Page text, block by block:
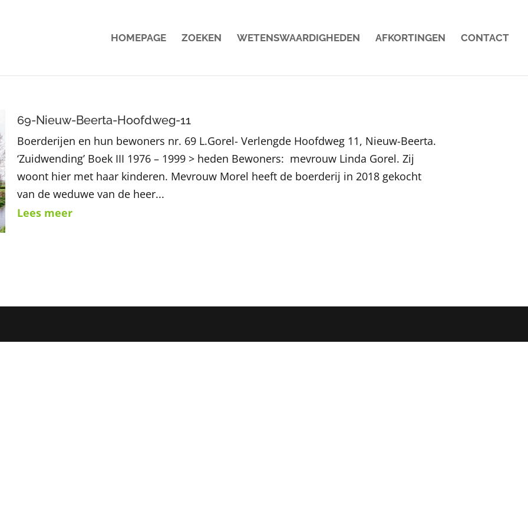
HOMEPAGE ZOEKEN WETENSWAARDIGHEDEN AFKORTINGEN CONTACT
69-Nieuw-Beerta-Hoofdweg-11
Boerderijen en hun bewoners nr. 69 L.Gorel- Verlengde Hoofdweg 11, Nieuw-Beerta.
‘Zuidwending’ Boek III 1976 – 1999 > heden Bewoners: mevrouw Linda Gorel. Zij
woont hier met haar kinderen. Mevrouw Morel heeft de boerderij in 2018 gekocht
van de weduwe van de heer...
Lees meer